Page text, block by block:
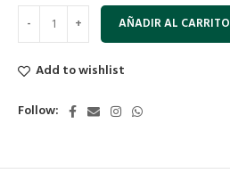
AÑADIR AL CARRITO
Add to wishlist
Follow: